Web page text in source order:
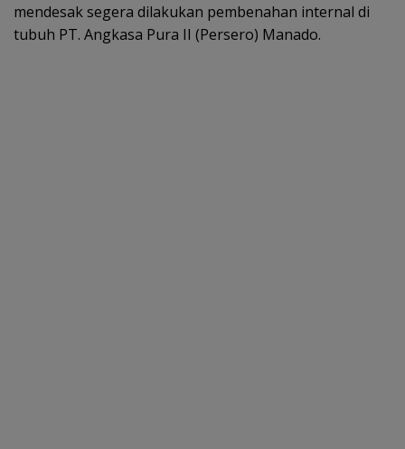
mendesak segera dilakukan pembenahan internal di
tubuh PT. Angkasa Pura II (Persero) Manado.